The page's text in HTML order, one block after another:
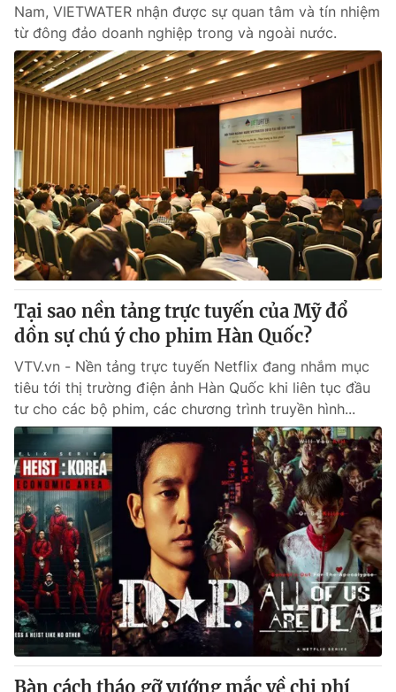
Nam, VIETWATER nhận được sự quan tâm và tín nhiệm
từ đông đảo doanh nghiệp trong và ngoài nước.
Tại sao nền tảng trực tuyến của Mỹ đổ
dồn sự chú ý cho phim Hàn Quốc?
VTV.vn - Nền tảng trực tuyến Netflix đang nhắm mục
tiêu tới thị trường điện ảnh Hàn Quốc khi liên tục đầu
tư cho các bộ phim, các chương trình truyền hình...
Bàn cách tháo gỡ vướng mắc về chi phí